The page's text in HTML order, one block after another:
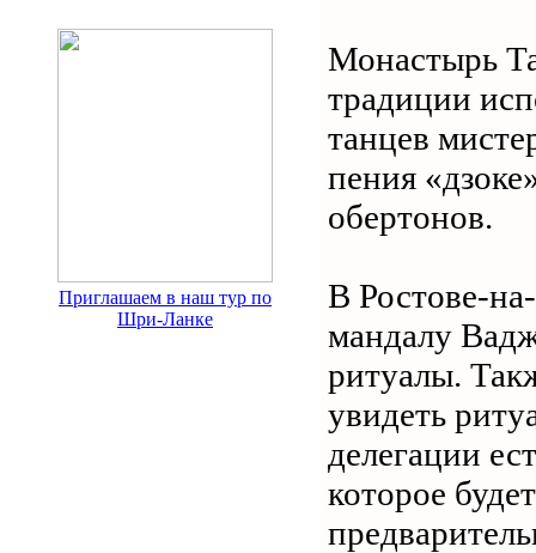
Приглашаем в наш тур по
Шри-Ланке
Монастырь
традиции
танцев
пения
обертонов.
В Ростове-
мандалу
ритуалы.
увидеть
делегации
которое